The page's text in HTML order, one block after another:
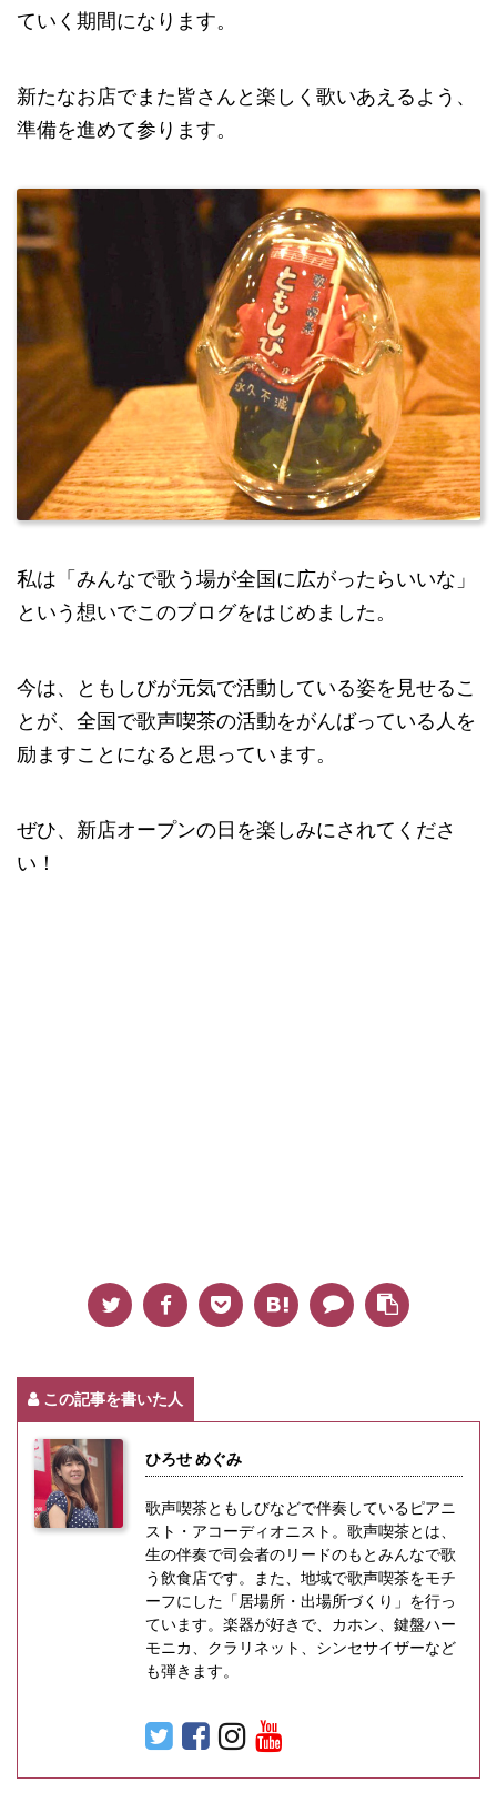
ていく期間になります。
新たなお店でまた皆さんと楽しく歌いあえるよう、
準備を進めて参ります。
私は「みんなで歌う場が全国に広がったらいいな」
という想いでこのブログをはじめました。
今は、ともしびが元気で活動している姿を見せるこ
とが、全国で歌声喫茶の活動をがんばっている人を
励ますことになると思っています。
ぜひ、新店オープンの日を楽しみにされてくださ
い！
この記事を書いた人
ひろせ めぐみ
歌声喫茶ともしびなどで伴奏しているピアニ
スト・アコーディオニスト。歌声喫茶とは、
生の伴奏で司会者のリードのもとみんなで歌
う飲食店です。また、地域で歌声喫茶をモチ
ーフにした「居場所・出場所づくり」を行っ
ています。楽器が好きで、カホン、鍵盤ハー
モニカ、クラリネット、シンセサイザーなど
も弾きます。